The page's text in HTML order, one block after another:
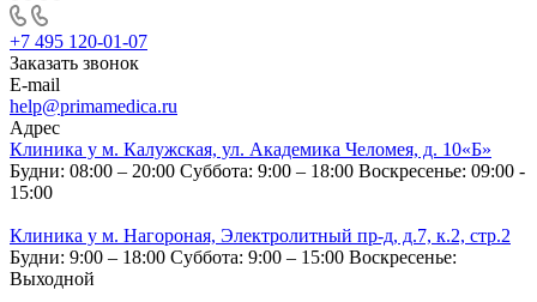
+7 495 120-01-07
Заказать звонок
E-mail
help@primamedica.ru
Адрес
Клиника у м. Калужская, ул. Академика Челомея, д. 10«Б»
Будни: 08:00 – 20:00 Суббота: 9:00 – 18:00 Воскресенье: 09:00 -
15:00
Клиника у м. Нагороная, Электролитный пр-д, д.7, к.2, стр.2
Будни: 9:00 – 18:00 Суббота: 9:00 – 15:00 Воскресенье:
Выходной